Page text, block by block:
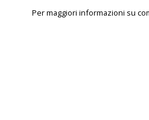
Per maggiori informazioni su